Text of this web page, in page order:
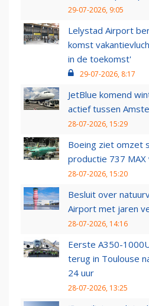
29-07-2026, 9:05
Lelystad Airport
komst
in de toekomst'
29-07-2026, 8:17
JetBlue komend
actief tussen
28-07-2026, 15:29
Boeing ziet omzet
productie 737
28-07-2026, 15:20
Besluit over
Airport met jaren
28-07-2026, 14:16
Eerste A350-
terug in Toulouse
24 uur
28-07-2026, 13:25